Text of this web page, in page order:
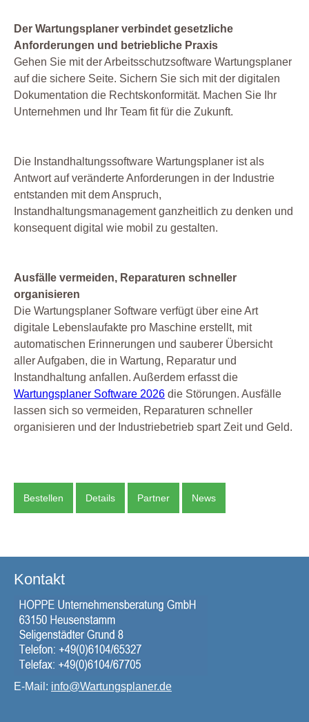
Der Wartungsplaner verbindet gesetzliche
Anforderungen und betriebliche Praxis
Gehen Sie mit der Arbeitsschutzsoftware Wartungsplaner
auf die sichere Seite. Sichern Sie sich mit der digitalen
Dokumentation die Rechtskonformität. Machen Sie Ihr
Unternehmen und Ihr Team fit für die Zukunft.
Die Instandhaltungssoftware Wartungsplaner ist als
Antwort auf veränderte Anforderungen in der Industrie
entstanden mit dem Anspruch,
Instandhaltungsmanagement ganzheitlich zu denken und
konsequent digital wie mobil zu gestalten.
Ausfälle vermeiden, Reparaturen schneller
organisieren
Die Wartungsplaner Software verfügt über eine Art
digitale Lebenslaufakte pro Maschine erstellt, mit
automatischen Erinnerungen und sauberer Übersicht
aller Aufgaben, die in Wartung, Reparatur und
Instandhaltung anfallen. Außerdem erfasst die
Wartungsplaner Software 2026 die Störungen. Ausfälle
lassen sich so vermeiden, Reparaturen schneller
organisieren und der Industriebetrieb spart Zeit und Geld.
Bestellen Details Partner News
Kontakt
E-Mail: info@Wartungsplaner.de